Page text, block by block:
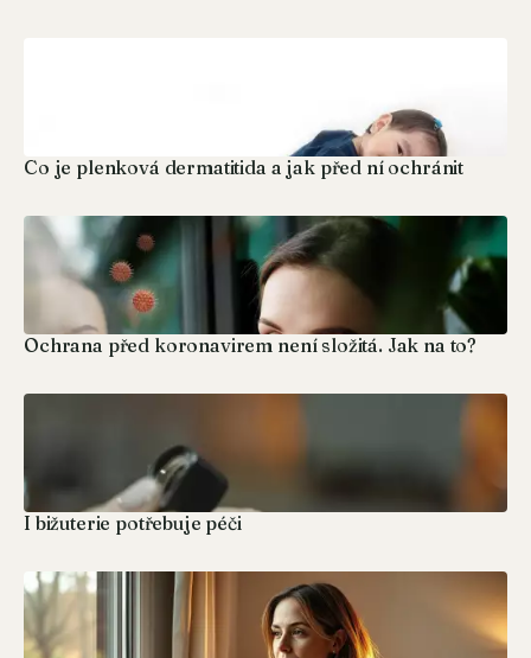
Co je plenková dermatitida a jak před ní ochránit
Ochrana před koronavirem není složitá. Jak na to?
I bižuterie potřebuje péči